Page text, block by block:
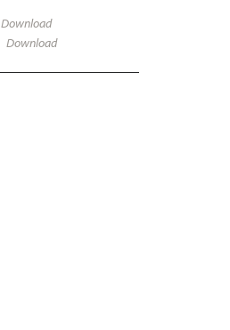
Download
Download